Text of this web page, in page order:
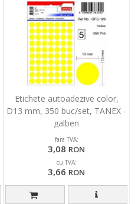
Etichete autoadezive color,
D13 mm, 350 buc/set, TANEX -
galben
fara TVA:
3,08 RON
cu TVA:
3,66 RON